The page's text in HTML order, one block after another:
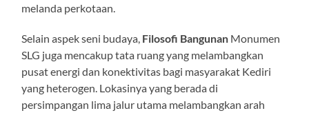
melanda perkotaan.
Selain aspek seni budaya, Filosofi Bangunan Monumen
SLG juga mencakup tata ruang yang melambangkan
pusat energi dan konektivitas bagi masyarakat Kediri
yang heterogen. Lokasinya yang berada di
persimpangan lima jalur utama melambangkan arah